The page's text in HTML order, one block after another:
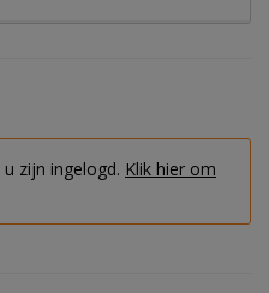
zijn ingelogd. Klik hier om